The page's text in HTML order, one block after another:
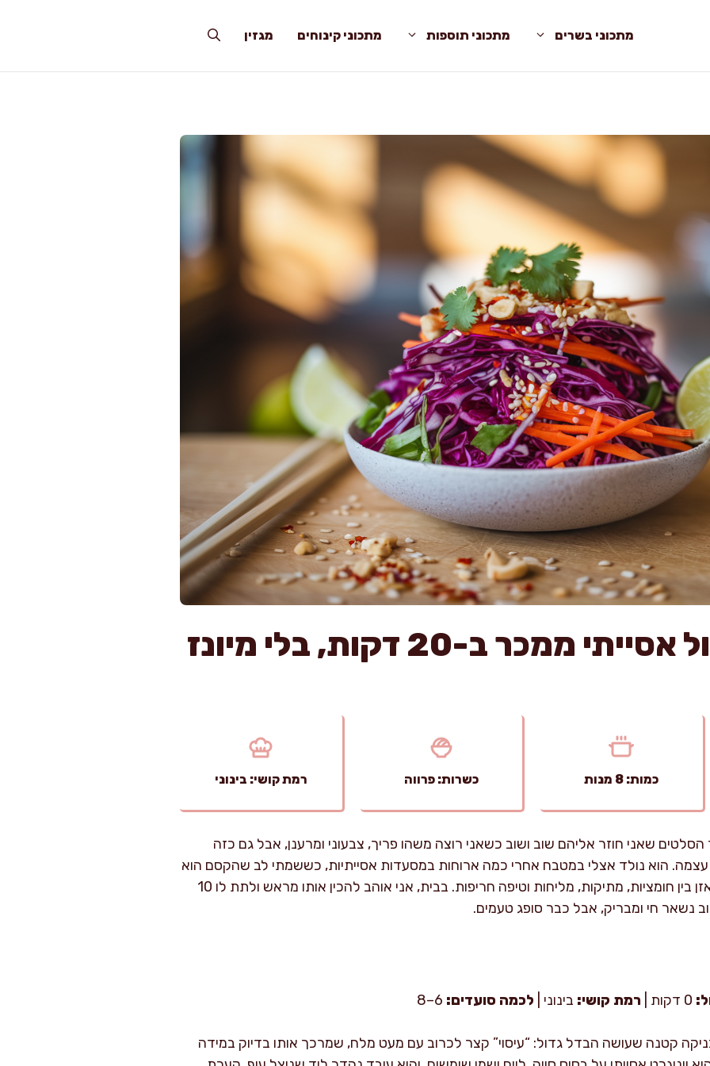
מתכוני בשרים מתכוני תוספות מתכוני קינוחים מגזין
סלט כרוב סגול אסייתי ממכר ב-20 דקות, בלי מיונז
כמות: 8 מנות כשרות: פרווה רמת קושי: בינוני
שאני חוזר אליהם שוב ושוב כשאני רוצה משהו פריך, צבעוני ומרענן, אבל גם כזה
הוא נולד אצלי במטבח אחרי כמה ארוחות במסעדות אסייתיות, כששמתי לב שהקסם הוא
לא רק בירקות, אלא ברוטב שמאזן בין חומציות, מתיקות, מליחות וטיפה חריפות. בבית, אני אוהב להכין אותו מראש ולתת לו 10
נשאר חי ומבריק, אבל כבר סופג טעמים.
רמת קושי: בינוני | לכמה סועדים:
קטנה שעושה הבדל גדול: “עיסוי” קצר לכרוב עם מעט מלח, שמרכך אותו בדיוק במידה